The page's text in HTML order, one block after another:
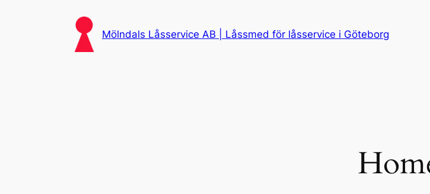
Mölndals Låsservice AB | Låssmed för låsservice i Göteborg